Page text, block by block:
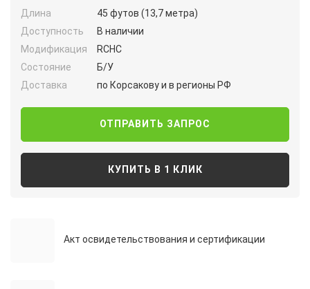
Длина
45 футов (13,7 метра)
Доступность
В наличии
Модификация
RCHC
Состояние
Б/У
Доставка
по Корсакову и в регионы РФ
ОТПРАВИТЬ ЗАПРОС
КУПИТЬ В 1 КЛИК
Акт освидетельствования и сертификации